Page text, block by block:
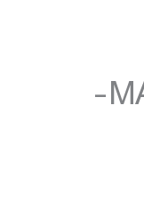
آشنایی با MATLAB-